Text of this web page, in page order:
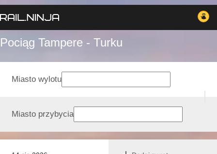
Pociąg Tampere - Turku
Miasto wylotu
Miasto przybycia